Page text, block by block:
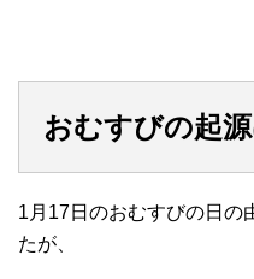
おむすびの起
1月17日のおむすびの日の
たが、